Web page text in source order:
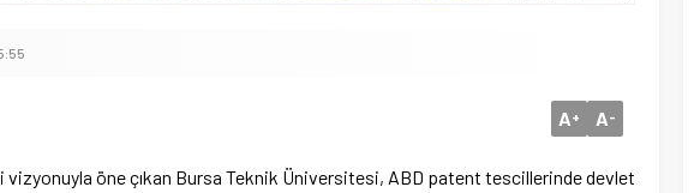
A+ A-
öne çıkan Bursa Teknik Üniversitesi, ABD patent tescillerinde devlet